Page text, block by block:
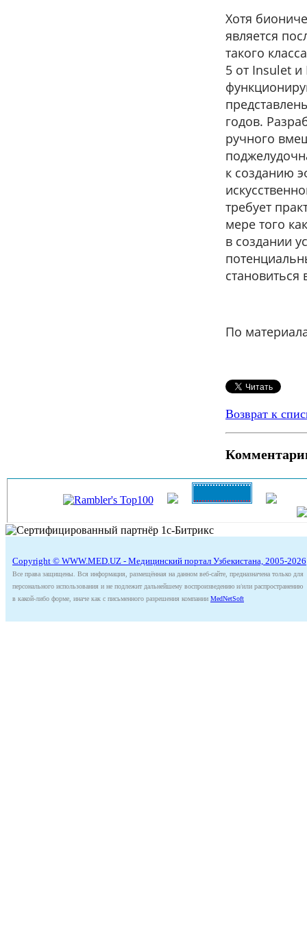
Хотя
является
такого
5 от Insulet
годов.
ручного
к созданию
требует
мере того
в создании
По
Возврат к
Copyright © WWW.MED.UZ - Медицинский портал Узбекистана, 2005-2026
Все права защищены. Вся информация, размещённая на данном веб-сайте, предназначена только для
персонального использования и не подлежит дальнейшему воспроизведению и/или распространению
в какой-либо форме, иначе как с письменного разрешения компании MedNetSoft